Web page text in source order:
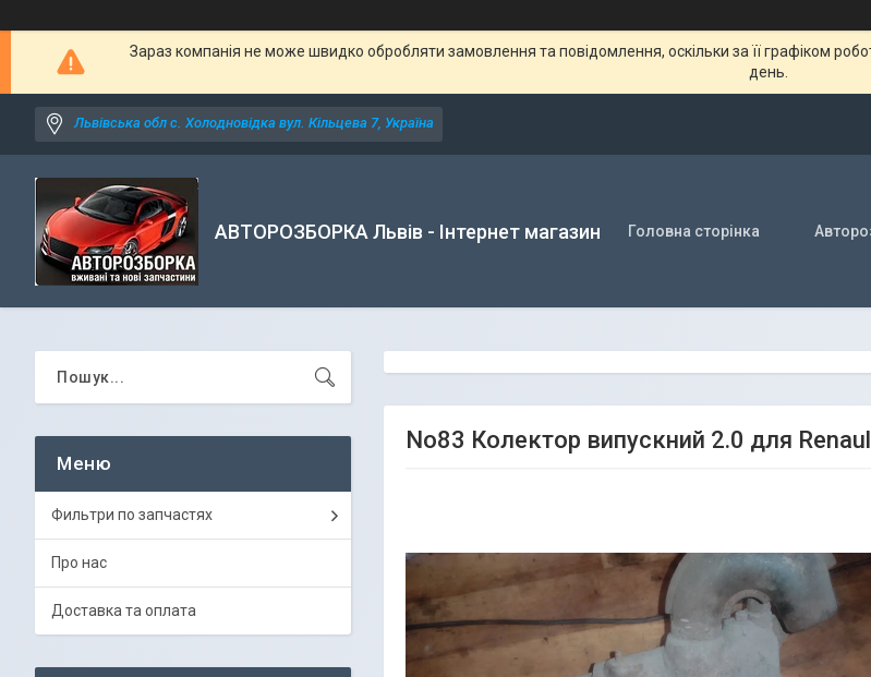
Зараз компанія не може швидко обробляти замовлення та повідомлення, оскільки за її графіком
день.
Львівська обл с. Холодновідка вул. Кільцева 7, Україна
АВТОРОЗБОРКА Львів - Інтернет магазин Головна сторінка
No83 Колектор випускний 2.0 для
Фильтри по запчастях
Про нас
Доставка та оплата